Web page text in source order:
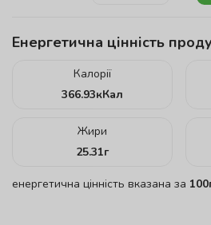
Енергетична цінність
Калорії
366.93кКал
Жири
25.31г
енергетична цінність вказана за